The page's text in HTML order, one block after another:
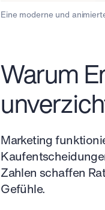
Eine moderne und
Warum
Marketing
Zahlen schaffen
Gefühle.